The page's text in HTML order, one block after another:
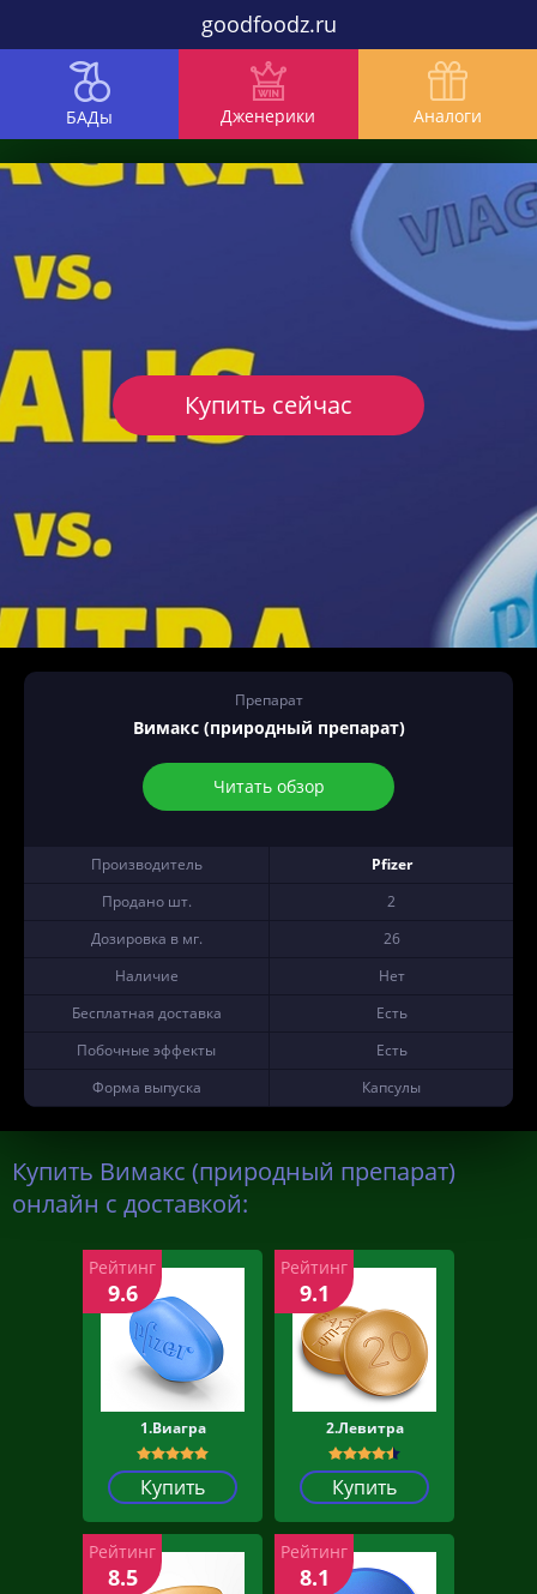
goodfoodz.ru
БАДы Дженерики Аналоги
Препарат
Вимакс (природный препарат)
Читать обзор
Производитель
Pfizer
Продано шт.
2
Дозировка в мг.
26
Наличие
Нет
Бесплатная доставка
Есть
Побочные эффекты
Есть
Форма выпуска
Капсулы
Купить сейчас
Купить Вимакс (природный препарат)
онлайн с доставкой:
1.Виагра
Купить
Рейтинг
9.6
2.Левитра
Купить
Рейтинг
9.1
Рейтинг
8.5
Рейтинг
8.1